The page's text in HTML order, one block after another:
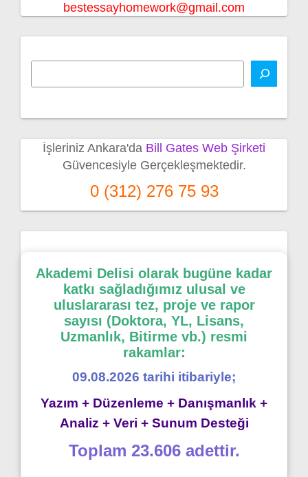
bestessayhomework@gmail.com
İşleriniz Ankara'da Bill Gates Web Şirketi
Güvencesiyle Gerçekleşmektedir.
0 (312) 276 75 93
Akademi Delisi olarak bugüne kadar
katkı sağladığımız ulusal ve
uluslararası tez, proje ve rapor
sayısı (Doktora, YL, Lisans,
Uzmanlık, Bitirme vb.) resmi
rakamlar:
09.08.2026 tarihi itibariyle;
Yazım + Düzenleme + Danışmanlık +
Analiz + Veri + Sunum Desteği
Toplam 23.606 adettir.